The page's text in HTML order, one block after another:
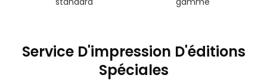
Service D'impression D'éditions
Spéciales